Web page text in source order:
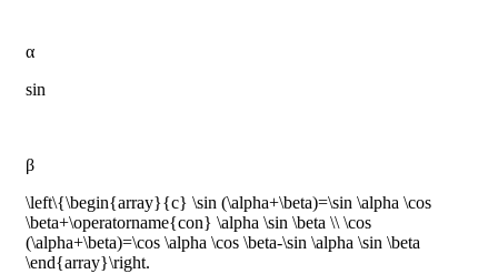
α
sin
β
\left\{\begin{array}{c} \sin (\alpha+\beta)=\sin \alpha \cos
\beta+\operatorname{con} \alpha \sin \beta \\ \cos
(\alpha+\beta)=\cos \alpha \cos \beta-\sin \alpha \sin \beta
\end{array}\right.